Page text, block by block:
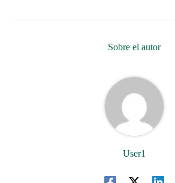
Sobre el autor
User1